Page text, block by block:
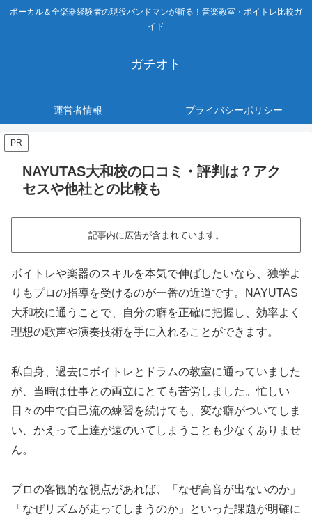
ボーカル＆全楽器経験者の現役バンドマンが斬る！音楽教室・ボイトレ比較ガ
イド
ガチオト
運営者情報 プライバシーポリシー
PR
NAYUTAS大和校の口コミ・評判は？アク
セスや他社との比較も
記事内に広告が含まれています。
ボイトレや楽器のスキルを本気で伸ばしたいなら、独学よ
りもプロの指導を受けるのが一番の近道です。NAYUTAS
大和校に通うことで、自分の癖を正確に把握し、効率よく
理想の歌声や演奏技術を手に入れることができます。
私自身、過去にボイトレとドラムの教室に通っていました
が、当時は仕事との両立にとても苦労しました。忙しい
日々の中で自己流の練習を続けても、変な癖がついてしま
い、かえって上達が遠のいてしまうことも少なくありませ
ん。
プロの客観的な視点があれば、「なぜ高音が出ないのか」
「なぜリズムが走ってしまうのか」といった課題が明確に